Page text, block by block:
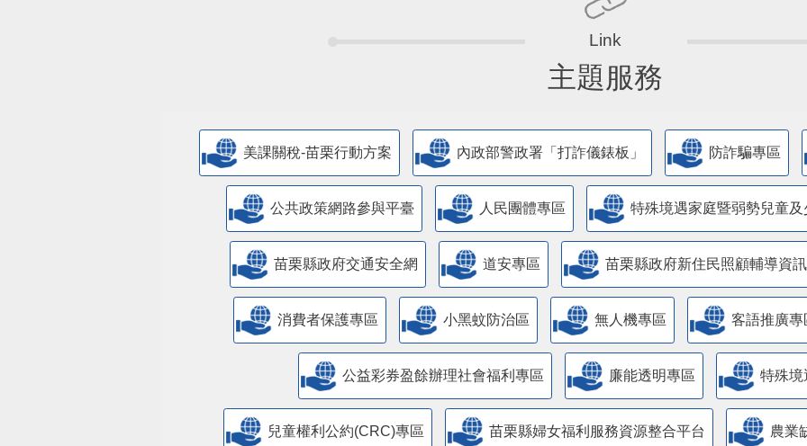
主題服務
美課關稅-苗栗行動方案 內政部警政署「打詐儀錶板」 防詐騙專區
公共政策網路參與平臺 人民團體專區 特殊境遇家庭暨弱勢兒童
苗栗縣政府交通安全網 道安專區 苗栗縣政府新住民照顧輔導資
消費者保護專區 小黑蚊防治區 無人機專區 客語推廣專
公益彩券盈餘辦理社會福利專區 廉能透明專區 特殊境
兒童權利公約(CRC)專區 苗栗縣婦女福利服務資源整合平台 農業